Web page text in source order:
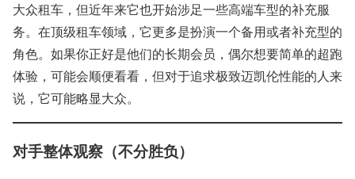
大众租车，但近年来它也开始涉足一些高端车型的补充服
务。在顶级租车领域，它更多是扮演一个备用或者补充型的
角色。如果你正好是他们的长期会员，偶尔想要简单的超跑
体验，可能会顺便看看，但对于追求极致迈凯伦性能的人来
说，它可能略显大众。
对手整体观察（不分胜负）